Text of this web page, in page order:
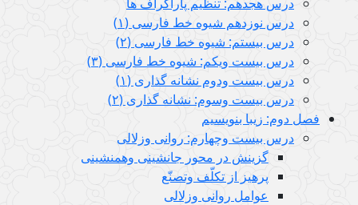
درس نوزدهم شیوه خط فارسی (١)
درس بیستم: شیوه خط فارسی (٢)
درس بیست ویکم: شیوه خط فارسی (٣)
درس بيست ودوم نشانه گذاری (١)
درس بیست وسوم: نشانه گذاری (٢)
فصل دوم: زیبا بنویسیم
درس بيست وچهارم: روانی وزلالی
گزینش در محور جانشینی وهمنشینی
پرهیز از تکلّف وتصنّع
عوامل روانی وزلالی